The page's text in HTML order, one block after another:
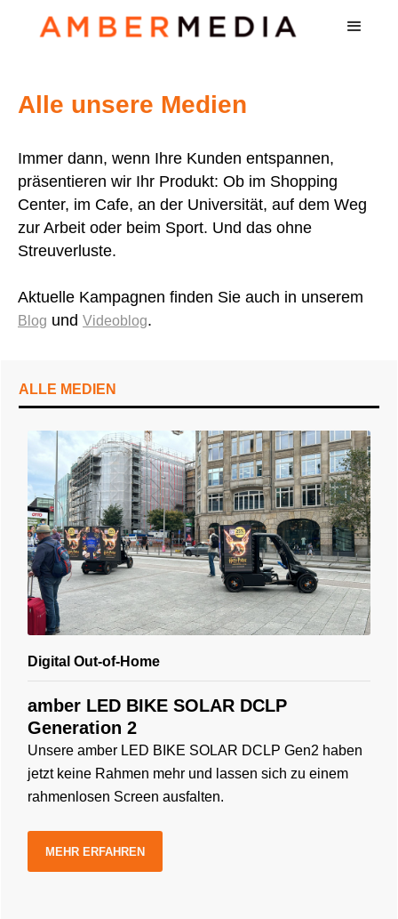
Alle unsere Medien
Immer dann, wenn Ihre Kunden entspannen,
präsentieren wir Ihr Produkt: Ob im Shopping
Center, im Cafe, an der Universität, auf dem Weg
zur Arbeit oder beim Sport. Und das ohne
Streuverluste.
Aktuelle Kampagnen finden Sie auch in unserem
Blog und Videoblog.
ALLE MEDIEN
Digital Out-of-Home
amber LED BIKE SOLAR DCLP
Generation 2
Unsere amber LED BIKE SOLAR DCLP Gen2 haben
jetzt keine Rahmen mehr und lassen sich zu einem
rahmenlosen Screen ausfalten.
MEHR ERFAHREN